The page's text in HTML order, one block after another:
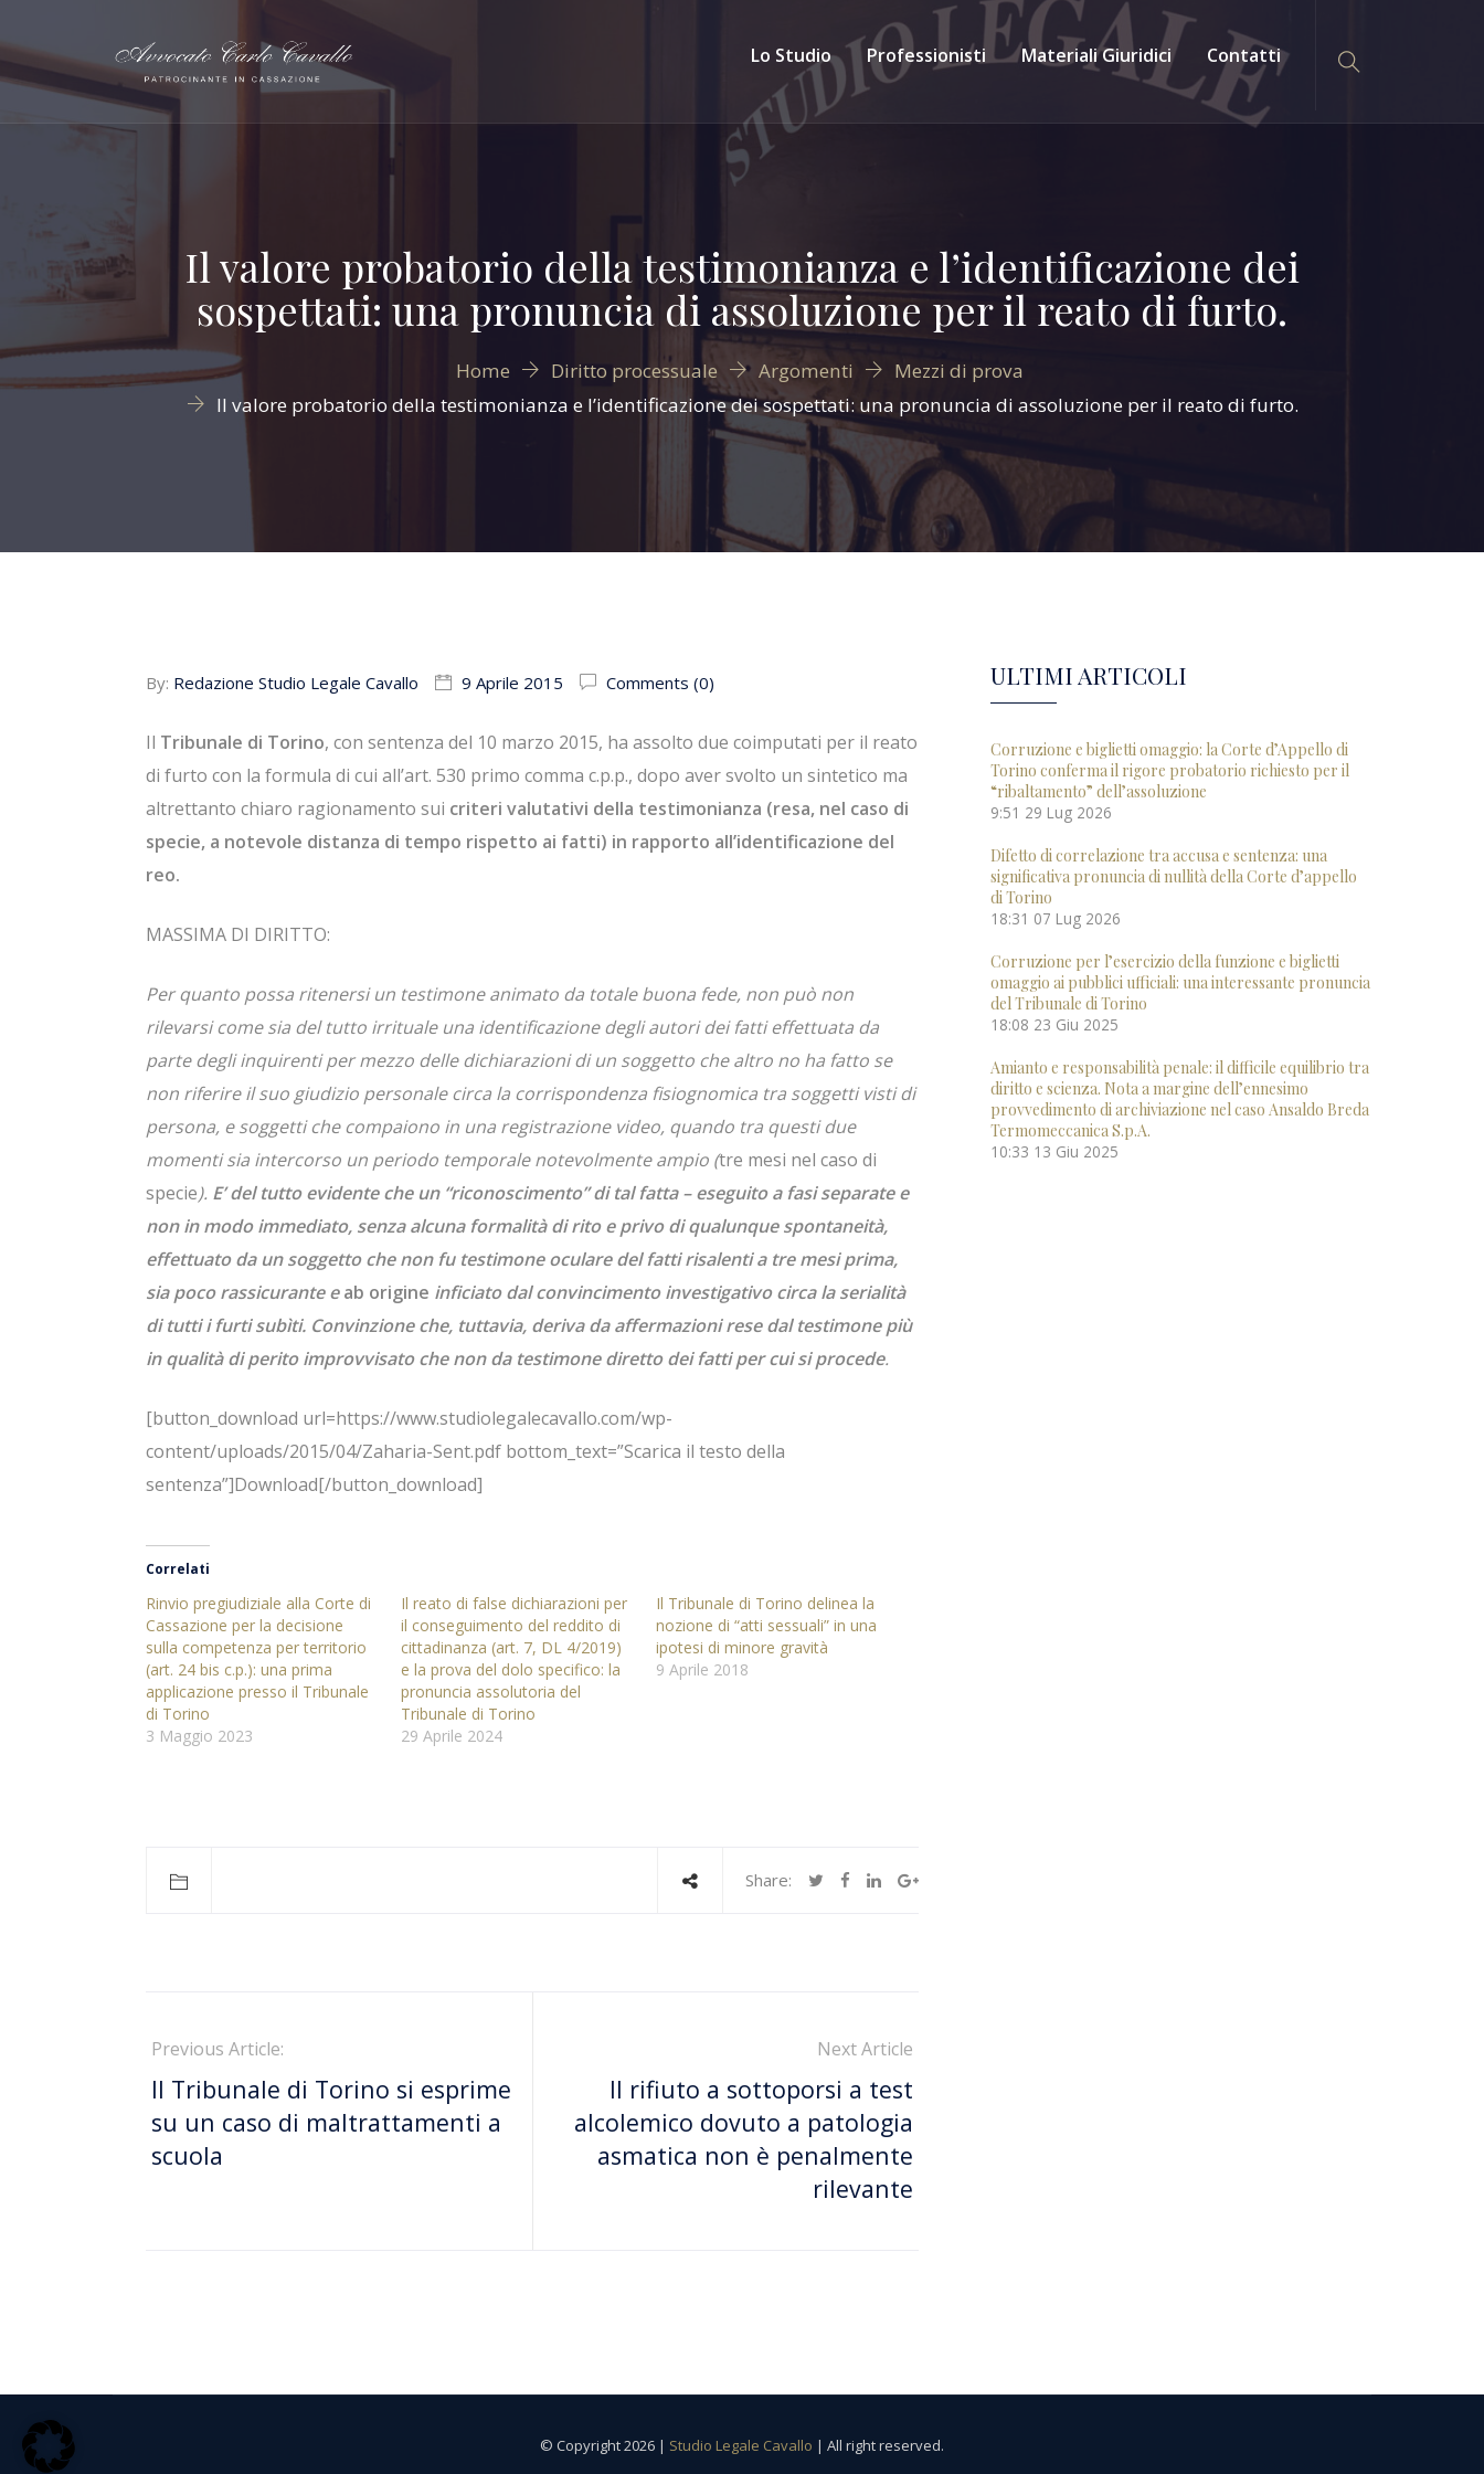
Lo Studio Professionisti Materiali Giuridici Contatti
Il valore probatorio della testimonianza e l’identificazione dei
sospettati: una pronuncia di assoluzione per il reato di furto.
Home Diritto processuale Argomenti
Mezzi di prova
Il valore probatorio della testimonianza e l’identificazione dei sospettati: una pronuncia di assoluzione per il reato di furto.
By: Redazione Studio Legale Cavallo 9 Aprile 2015 Comments (0)
Il Tribunale di Torino, con sentenza del 10 marzo 2015, ha assolto due coimputati per il reato
di furto con la formula di cui all’art. 530 primo comma c.p.p., dopo aver svolto un sintetico ma
altrettanto chiaro ragionamento sui criteri valutativi della testimonianza (resa, nel caso di
specie, a notevole distanza di tempo rispetto ai fatti) in rapporto all’identificazione del
reo.
MASSIMA DI DIRITTO:
Per quanto possa ritenersi un testimone animato da totale buona fede, non può non
rilevarsi come sia del tutto irrituale una identificazione degli autori dei fatti effettuata da
parte degli inquirenti per mezzo delle dichiarazioni di un soggetto che altro no ha fatto se
non riferire il suo giudizio personale circa la corrispondenza fisiognomica tra soggetti visti di
persona, e soggetti che compaiono in una registrazione video, quando tra questi due
momenti sia intercorso un periodo temporale notevolmente ampio (tre mesi nel caso di
specie). E’ del tutto evidente che un “riconoscimento” di tal fatta – eseguito a fasi separate e
non in modo immediato, senza alcuna formalità di rito e privo di qualunque spontaneità,
effettuato da un soggetto che non fu testimone oculare del fatti risalenti a tre mesi prima,
sia poco rassicurante eab origine inficiato dal convincimento investigativo circa la serialità
di tutti i furti subìti. Convinzione che, tuttavia, deriva da affermazioni rese dal testimone più
in qualità di perito improvvisato che non da testimone diretto dei fatti per cui si procede.
[button_download url=https://www.studiolegalecavallo.com/wp-
content/uploads/2015/04/Zaharia-Sent.pdf bottom_text=”Scarica il testo della
sentenza”]Download[/button_download]
Correlati
Rinvio pregiudiziale alla Corte di
Cassazione per la decisione
sulla competenza per territorio
(art. 24 bis c.p.): una prima
applicazione presso il Tribunale
di Torino
3 Maggio 2023
Il reato di false dichiarazioni per
il conseguimento del reddito di
cittadinanza (art. 7, DL 4/2019)
e la prova del dolo specifico: la
pronuncia assolutoria del
Tribunale di Torino
29 Aprile 2024
Il Tribunale di Torino delinea la
nozione di “atti sessuali” in una
ipotesi di minore gravità
9 Aprile 2018
Share:
Previous Article:
Il Tribunale di Torino si esprime
su un caso di maltrattamenti a
scuola
Next Article
Il rifiuto a sottoporsi a test
alcolemico dovuto a patologia
asmatica non è penalmente
rilevante
ULTIMI ARTICOLI
Corruzione e biglietti omaggio: la Corte d’Appello di
Torino conferma il rigore probatorio richiesto per il
“ribaltamento” dell’assoluzione
9:51 29 Lug 2026
Difetto di correlazione tra accusa e sentenza: una
significativa pronuncia di nullità della Corte d’appello
di Torino
18:31 07 Lug 2026
Corruzione per l’esercizio della funzione e biglietti
omaggio ai pubblici ufficiali: una interessante pronuncia
del Tribunale di Torino
18:08 23 Giu 2025
Amianto e responsabilità penale: il difficile equilibrio tra
diritto e scienza. Nota a margine dell’ennesimo
provvedimento di archiviazione nel caso Ansaldo Breda
Termomeccanica S.p.A.
10:33 13 Giu 2025
© Copyright 2026 | Studio Legale Cavallo | All right reserved.